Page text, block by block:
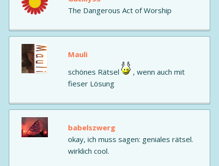
The Dangerous Act of Worship
Mauli
schönes Rätsel
, wenn auch mit
fieser Lösung
babelszwerg
okay, ich muss sagen: geniales rätsel.
wirklich cool.